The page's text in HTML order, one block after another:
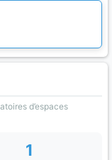
d’espaces
1